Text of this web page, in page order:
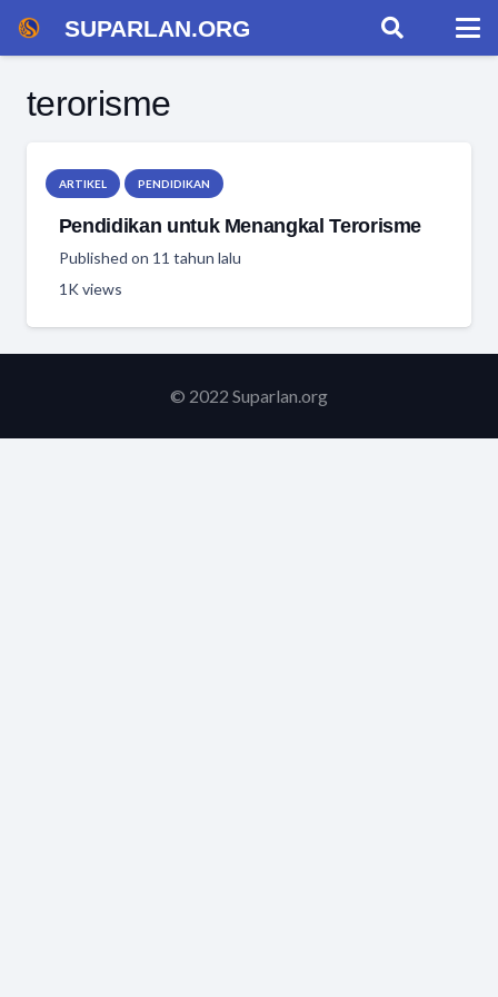
SUPARLAN.ORG
terorisme
ARTIKEL PENDIDIKAN
Pendidikan untuk Menangkal Terorisme
Published on 11 tahun lalu
1Kviews
© 2022 Suparlan.org